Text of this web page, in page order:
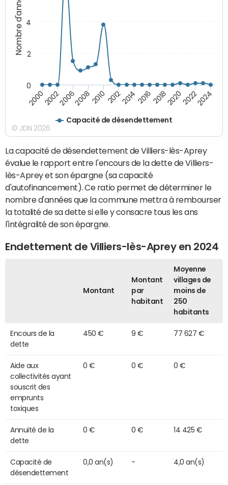
Nombre d'années
Capacité de désendettement
20002002200620082010 2012201420162018202020222024
0
2
4
© JDN 2026
La capacité de désendettement de Villiers-lès-Aprey
évalue le rapport entre l'encours de la dette de Villiers-
lès-Aprey et son épargne (sa capacité
d'autofinancement). Ce ratio permet de déterminer le
nombre d'années que la commune mettra à rembourser
la totalité de sa dette si elle y consacre tous les ans
l'intégralité de son épargne.
Endettement de Villiers-lès-Aprey en 2024
Montant
Montant
par
habitant
Moyenne
villages de
moins de
250
habitants
Encours de la
dette
450 € 9 € 77 627 €
Aide aux
collectivités ayant
souscrit des
emprunts
toxiques
0 € 0 € 0 €
Annuité de la
dette
0 € 0 € 14 425 €
Capacité de
désendettement
0,0 an(s) - 4,0 an(s)